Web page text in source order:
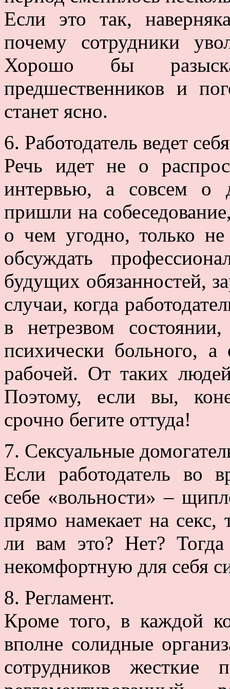
Если это так,
почему сотрудники
Хорошо бы
предшественников и
станет ясно.
6. Работодатель ведет
Речь идет не о
интервью, а совсем о
пришли на
о чем угодно, только не
обсуждать
будущих обязанностей,
случаи, когда
в нетрезвом
психически больного, а
рабочей. От таких
Поэтому, если вы,
срочно бегите оттуда!
7. Сексуальные
Если работодатель во
себе «вольности» –
прямо намекает на секс,
ли вам это? Нет?
некомфортную для себя
8. Регламент.
Кроме того, в каждой
вполне солидные
сотрудников жесткие